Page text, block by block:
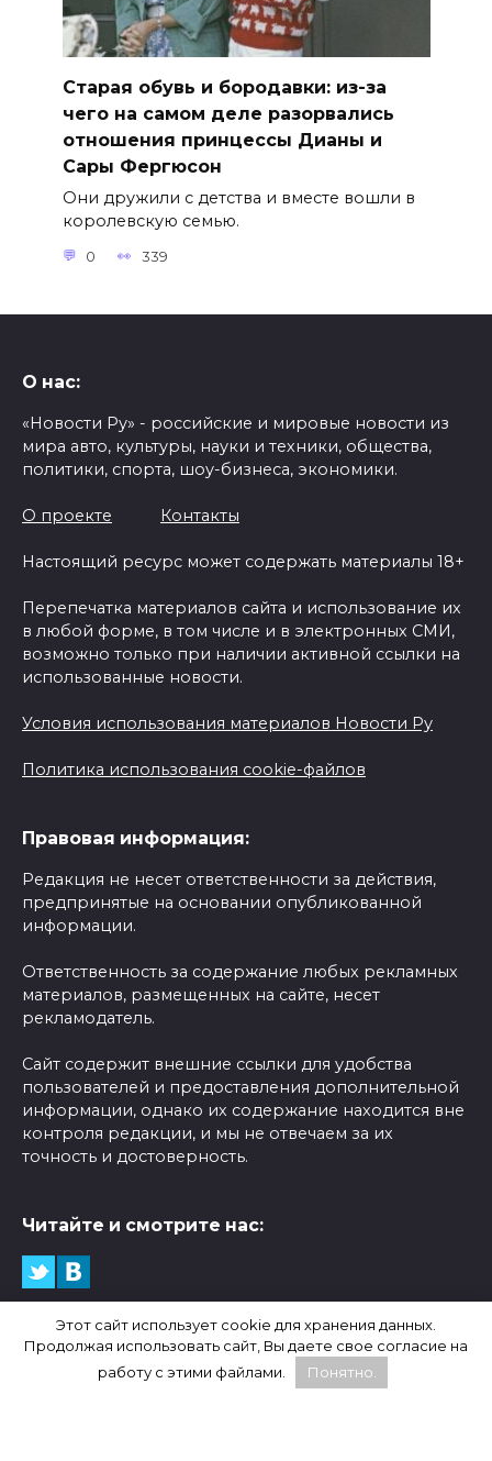
Старая обувь и бородавки: из-за
чего на самом деле разорвались
отношения принцессы Дианы и
Сары Фергюсон
Они дружили с детства и вместе вошли в
королевскую семью.
0 339
О нас:
«Новости Ру» - российские и мировые новости из
мира авто, культуры, науки и техники, общества,
политики, спорта, шоу-бизнеса, экономики.
О проекте Контакты
Настоящий ресурс может содержать материалы 18+
Перепечатка материалов сайта и использование их
в любой форме, в том числе и в электронных СМИ,
возможно только при наличии активной ссылки на
использованные новости.
Условия использования материалов Новости Ру
Политика использования cookie-файлов
Правовая информация:
Редакция не несет ответственности за действия,
предпринятые на основании опубликованной
информации.
Ответственность за содержание любых рекламных
материалов, размещенных на сайте, несет
рекламодатель.
Сайт содержит внешние ссылки для удобства
пользователей и предоставления дополнительной
информации, однако их содержание находится вне
контроля редакции, и мы не отвечаем за их
точность и достоверность.
Читайте и смотрите нас:
Статистика:
Этот сайт использует cookie для хранения данных.
Продолжая использовать сайт, Вы даете свое согласие на
работу с этими файлами.
Понятно.